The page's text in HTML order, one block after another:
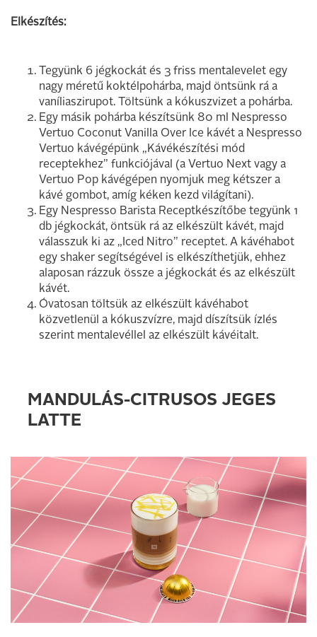
Elkészítés:
Tegyünk 6 jégkockát és 3 friss mentalevelet egy
nagy méretű koktélpohárba, majd öntsünk rá a
vaníliaszirupot. Töltsünk a kókuszvizet a pohárba.
Egy másik pohárba készítsünk 80 ml Nespresso
Vertuo Coconut Vanilla Over Ice kávét a Nespresso
Vertuo kávégépünk „Kávékészítési mód
receptekhez” funkciójával (a Vertuo Next vagy a
Vertuo Pop kávégépen nyomjuk meg kétszer a
kávé gombot, amíg kéken kezd világítani).
Egy Nespresso Barista Receptkészítőbe tegyünk 1
db jégkockát, öntsük rá az elkészült kávét, majd
válasszuk ki az „Iced Nitro” receptet. A kávéhabot
egy shaker segítségével is elkészíthetjük, ehhez
alaposan rázzuk össze a jégkockát és az elkészült
kávét.
Óvatosan töltsük az elkészült kávéhabot
közvetlenül a kókuszvízre, majd díszítsük ízlés
szerint mentalevéllel az elkészült kávéitalt.
MANDULÁS-CITRUSOS JEGES
LATTE